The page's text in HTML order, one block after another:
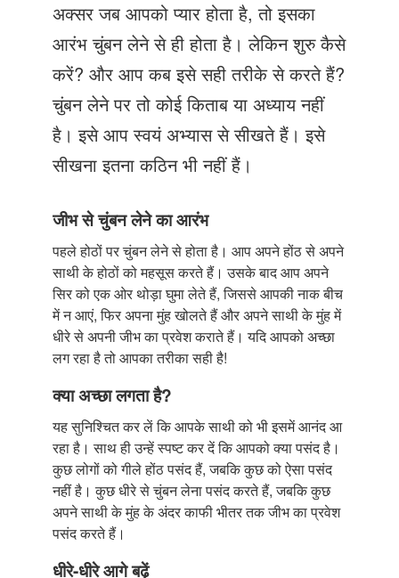
Just Poocho
संपर्क करें
अक्सर जब आपको प्यार होता है, तो इसका
आरंभ चुंबन लेने से ही होता है। लेकिन शुरु कैसे
करें? और आप कब इसे सही तरीके से करते हैं?
चुंबन लेने पर तो कोई किताब या अध्याय नहीं
है। इसे आप स्वयं अभ्यास से सीखते हैं। इसे
सीखना इतना कठिन भी नहीं हैं।
जीभ से चुंबन लेने का आरंभ
पहले होठों पर चुंबन लेने से होता है। आप अपने होंठ से अपने
साथी के होठों को महसूस करते हैं। उसके बाद आप अपने
सिर को एक ओर थोड़ा घुमा लेते हैं, जिससे आपकी नाक बीच
में न आएं, फिर अपना मुंह खोलते हैं और अपने साथी के मुंह में
धीरे से अपनी जीभ का प्रवेश कराते हैं। यदि आपको अच्छा
लग रहा है तो आपका तरीका सही है!
क्या अच्छा लगता है?
यह सुनिश्चित कर लें कि आपके साथी को भी इसमें आनंद आ
रहा है। साथ ही उन्हें स्पष्ट कर दें कि आपको क्या पसंद है।
कुछ लोगों को गीले होंठ पसंद हैं, जबकि कुछ को ऐसा पसंद
नहीं है। कुछ धीरे से चुंबन लेना पसंद करते हैं, जबकि कुछ
अपने साथी के मुंह के अंदर काफी भीतर तक जीभ का प्रवेश
पसंद करते हैं।
धीरे-धीरे आगे बढ़ें